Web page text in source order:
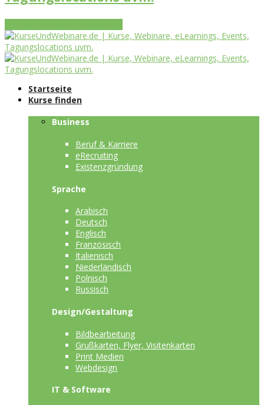
Startseite
Kurse finden
Business
Beruf & Karriere
eRecruiting
Existenzgründung
Sprache
Arabisch
Deutsch
Englisch
Französisch
Italienisch
Niederländisch
Polnisch
Russisch
Design/Gestaltung
Bildbearbeitung
Grußkarten, Flyer, Visitenkarten
Print Medien
Webdesign
IT & Software